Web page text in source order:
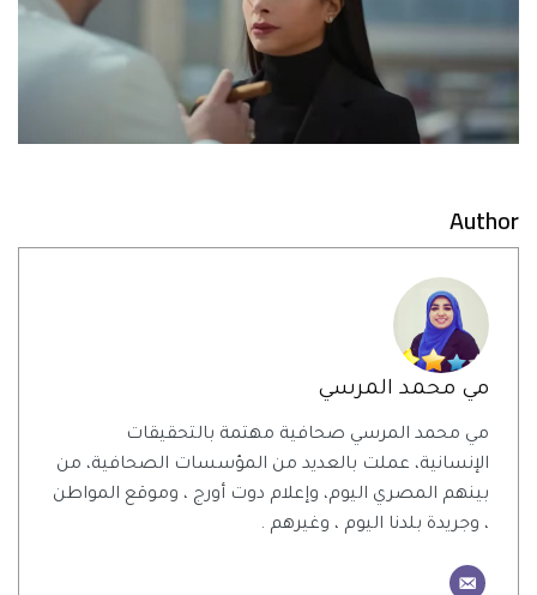
Author
مي محمد المرسي
مي محمد المرسي صحافية مهتمة بالتحقيقات
الإنسانية، عملت بالعديد من المؤسسات الصحافية، من
بينهم المصري اليوم، وإعلام دوت أورج ، وموقع المواطن
، وجريدة بلدنا اليوم ، وغيرهم .